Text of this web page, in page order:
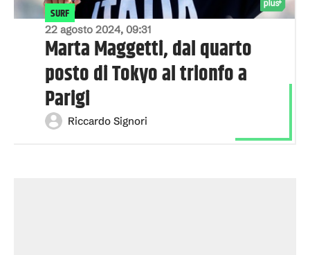
22 agosto 2024, 09:31
SURF
Marta Maggetti, dal quarto
posto di Tokyo al trionfo a
Parigi
Riccardo Signori